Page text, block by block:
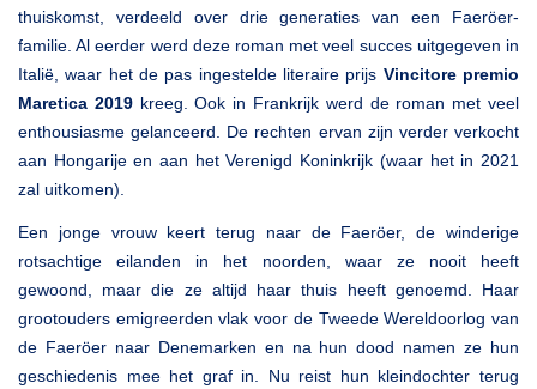
thuiskomst, verdeeld over drie generaties van een Faeröer-
familie. Al eerder werd deze roman met veel succes uitgegeven in
Italië, waar het de pas ingestelde literaire prijs Vincitore premio
Maretica 2019kreeg. Ook in Frankrijk werd de roman met veel
enthousiasme gelanceerd. De rechten ervan zijn verder verkocht
aan Hongarije en aan het Verenigd Koninkrijk (waar het in 2021
zal uitkomen).
Een jonge vrouw keert terug naar de Faeröer, de winderige
rotsachtige eilanden in het noorden, waar ze nooit heeft
gewoond, maar die ze altijd haar thuis heeft genoemd. Haar
grootouders emigreerden vlak voor de Tweede Wereldoorlog van
de Faeröer naar Denemarken en na hun dood namen ze hun
geschiedenis mee het graf in. Nu reist hun kleindochter terug